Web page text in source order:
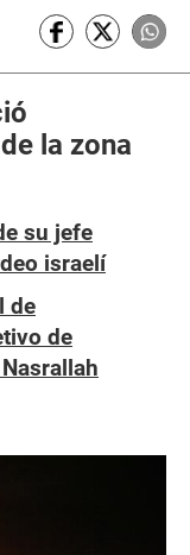
la zona
su jefe
israelí
de
de